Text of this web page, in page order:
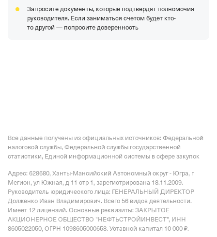
Запросите документы, которые подтвердят полномочия
руководителя. Если заниматься счетом будет кто-
то другой — попросите доверенность
Все данные получены из официальных источников: Федеральной
налоговой службы, Федеральной службы государственной
статистики, Единой информационной системы в сфере закупок
Адрес: 628680, Ханты-Мансийский Автономный округ - Югра, г
Мегион, ул Южная, д 11 стр 1, зарегистрирована 18.11.2009.
Руководитель юридического лица: ГЕНЕРАЛЬНЫЙ ДИРЕКТОР
Долженко Иван Владимирович. Всего 56 видов деятельности.
Имеет 12 лицензий. Основные реквизиты: ЗАКРЫТОЕ
АКЦИОНЕРНОЕ ОБЩЕСТВО "НЕФТЬСТРОЙИНВЕСТ", ИНН
8605022050, ОГРН 1098605000658. Уставной капитал 10 000 ₽.